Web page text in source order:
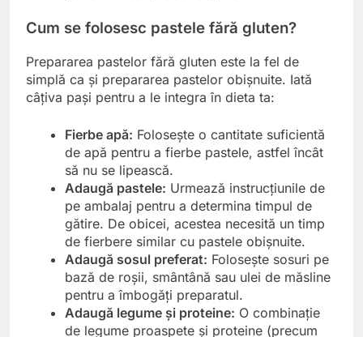
Cum se folosesc pastele fără gluten?
Prepararea pastelor fără gluten este la fel de
simplă ca și prepararea pastelor obișnuite. Iată
câțiva pași pentru a le integra în dieta ta:
Fierbe apă: Folosește o cantitate suficientă
de apă pentru a fierbe pastele, astfel încât
să nu se lipească.
Adaugă pastele: Urmează instrucțiunile de
pe ambalaj pentru a determina timpul de
gătire. De obicei, acestea necesită un timp
de fierbere similar cu pastele obișnuite.
Adaugă sosul preferat: Folosește sosuri pe
bază de roșii, smântână sau ulei de măsline
pentru a îmbogăți preparatul.
Adaugă legume și proteine: O combinație
de legume proaspete și proteine (precum